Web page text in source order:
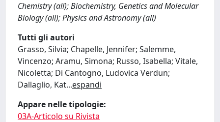
Chemistry (all); Biochemistry, Genetics and Molecular
Biology (all); Physics and Astronomy (all)
Tutti gli autori
Grasso, Silvia; Chapelle, Jennifer; Salemme,
Vincenzo; Aramu, Simona; Russo, Isabella; Vitale,
Nicoletta; Di Cantogno, Ludovica Verdun;
Dallaglio, Kat...espandi
Appare nelle tipologie:
03A-Articolo su Rivista